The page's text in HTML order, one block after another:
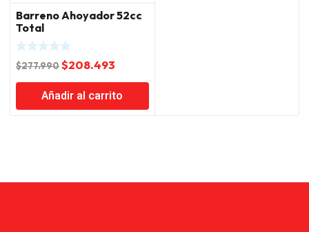
Barreno Ahoyador 52cc
Total
$277.990El
precio
original
era:
$208.493
precio
actual
es:
Añadir al carrito